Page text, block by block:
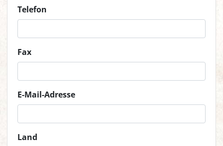
Telefon
Fax
E-Mail-Adresse
Land